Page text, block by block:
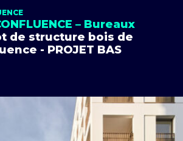
– Bureaux
de structure bois de
- PROJET BAS